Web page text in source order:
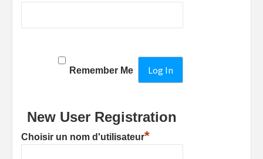
Remember Me
New User Registration
Choisir un nom d'utilisateur*